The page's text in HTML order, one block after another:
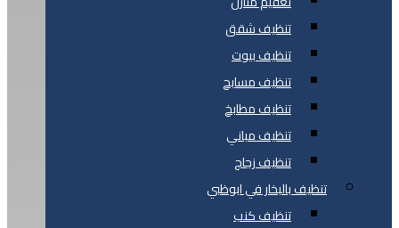
تنظيف شقق
تنظيف بيوت
تنظيف مسابح
تنظيف مطابخ
تنظيف مباني
تنظيف زجاج
تنظيف بالبخار في ابوظبي
تنظيف كنب